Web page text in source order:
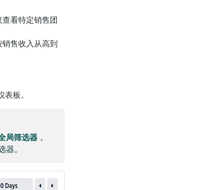
看特定销售团
售收入从高到
板。
局筛选器 。
器。